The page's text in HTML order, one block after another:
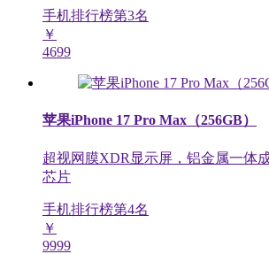
手机排行榜第3名
￥
4699
苹果iPhone 17 Pro Max（256GB）
超视网膜XDR显示屏，铝金属一体
芯片
手机排行榜第4名
￥
9999